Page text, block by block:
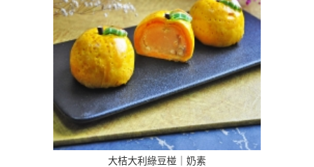
大桔大利綠豆椪｜奶素